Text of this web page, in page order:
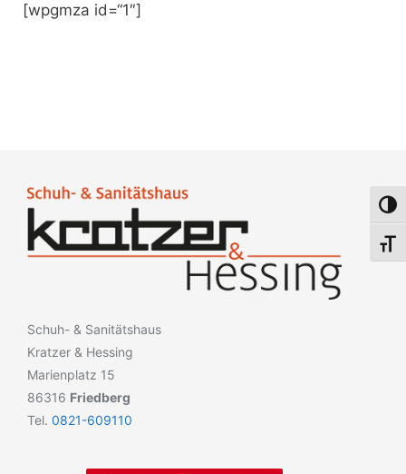
[wpgmza id=“1″]
Schuh- & Sanitätshaus
Kratzer & Hessing
Marienplatz 15
86316 Friedberg
Tel. 0821-609110